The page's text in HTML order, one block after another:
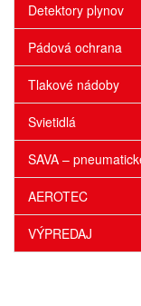
Detektory plynov
Pádová ochrana
Tlakové nádoby
Svietidlá
SAVA –
AEROTEC
VÝPREDAJ